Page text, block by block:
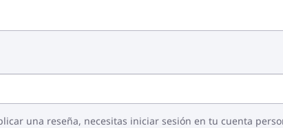
una reseña, necesitas iniciar sesión en tu cuenta